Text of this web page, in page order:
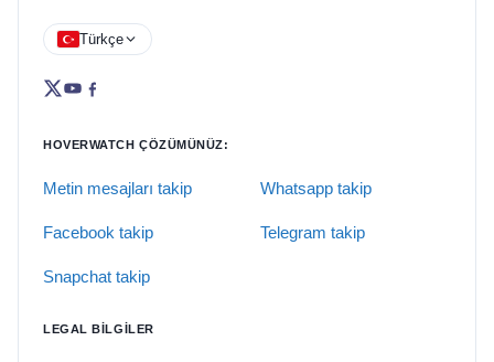
Türkçe
HOVERWATCH ÇÖZÜMÜNÜZ:
Metin mesajları takip Whatsapp takip
Facebook takip Telegram takip
Snapchat takip
LEGAL BILGILER